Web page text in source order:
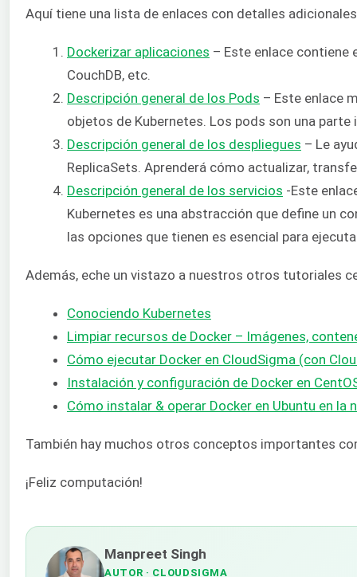
Aquí tiene una lista de enlaces con detalles
Dockerizar aplicaciones – Este enlace contiene
CouchDB, etc.
Descripción general de los Pods – Este enlace
objetos de Kubernetes. Los pods son una
Descripción general de los despliegues – Le
ReplicaSets. Aprenderá cómo actualizar,
Descripción general de los servicios -Este
Kubernetes es una abstracción que define un
las opciones que tienen es esencial para
Además, eche un vistazo a nuestros otros tutoriales
Conociendo Kubernetes
Limpiar recursos de Docker – Imágenes,
Cómo ejecutar Docker en CloudSigma (con
Instalación y configuración de Docker en
Cómo instalar & operar Docker en Ubuntu en la
También hay muchos otros conceptos importantes
¡Feliz computación!
Manpreet Singh
AUTOR · CLOUDSIGMA